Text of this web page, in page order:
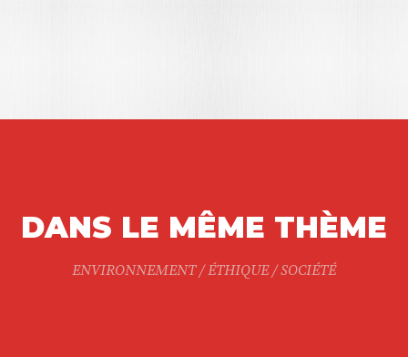
DANS LE MÊME THÈME
ENVIRONNEMENT / ÉTHIQUE / SOCIÉTÉ